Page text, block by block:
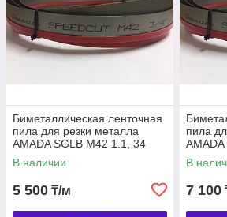
Биметаллическая ленточная
пила для резки металла
AMADA SGLB M42 1.1, 34
В наличии
5 500 ₸/м
пила
В
7 100